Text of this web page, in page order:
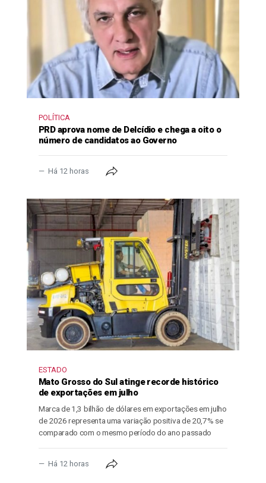
POLÍTICA
PRD aprova nome de Delcídio e chega a oito o
número de candidatos ao Governo
Há 12 horas
ESTADO
Mato Grosso do Sul atinge recorde histórico
de exportações em julho
Marca de 1,3 bilhão de dólares em exportações em julho
de 2026 representa uma variação positiva de 20,7% se
comparado com o mesmo período do ano passado
Há 12 horas